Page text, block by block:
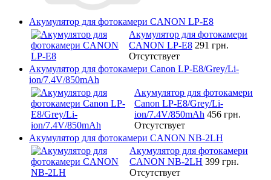
Акумулятор для фотокамери CANON LP-E8
Акумулятор для фотокамери
CANON LP-E8 291 грн.
Отсутствует
Акумулятор для фотокамери Canon LP-E8/Grey/Li-
ion/7.4V/850mAh
Акумулятор для фотокамери
Canon LP-E8/Grey/Li-
ion/7.4V/850mAh 456 грн.
Отсутствует
Акумулятор для фотокамери CANON NB-2LH
Акумулятор для фотокамери
CANON NB-2LH 399 грн.
Отсутствует